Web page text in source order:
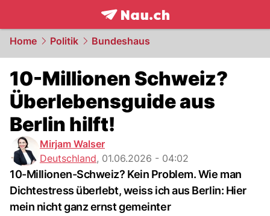
frontpage.NAU.ch
Home Politik Bundeshaus
10-Millionen Schweiz?
Überlebensguide aus
Berlin hilft!
Mirjam Walser
Deutschland, 01.06.2026 - 04:02
10-Millionen-Schweiz? Kein Problem. Wie man
Dichtestress überlebt, weiss ich aus Berlin: Hier
mein nicht ganz ernst gemeinter